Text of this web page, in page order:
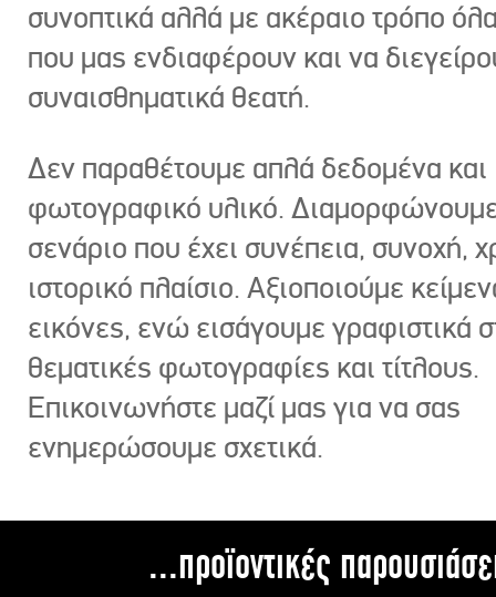
συνοπτικά αλλά με ακέραιο τρόπο
που μας ενδιαφέρουν και να
συναισθηματικά θεατή.
Δεν παραθέτουμε απλά δεδομένα και
φωτογραφικό υλικό.
σενάριο που έχει συνέπεια, συνοχή,
ιστορικό πλαίσιο. Αξιοποιούμε
εικόνες, ενώ εισάγουμε γραφιστικά
θεματικές φωτογραφίες και τίτλους.
Επικοινωνήστε μαζί μας για να σας
ενημερώσουμε σχετικά.
...προϊοντικές